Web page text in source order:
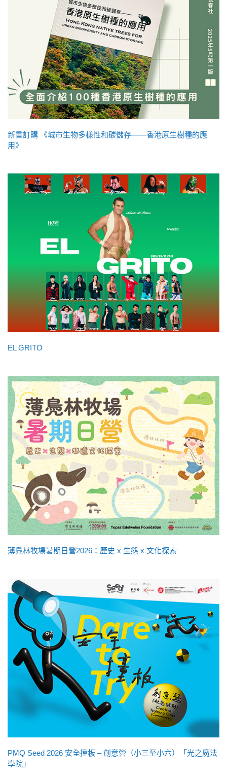
新書訂購 《城市生物多樣性和碳儲存——香港原生樹種的應
用》
EL GRITO
薄鳧林牧場暑期日營2026：歷史 x 生態 x 文化探索
PMQ Seed 2026 安全撞板 – 創意營（小三至小六）「光之魔法
學院」